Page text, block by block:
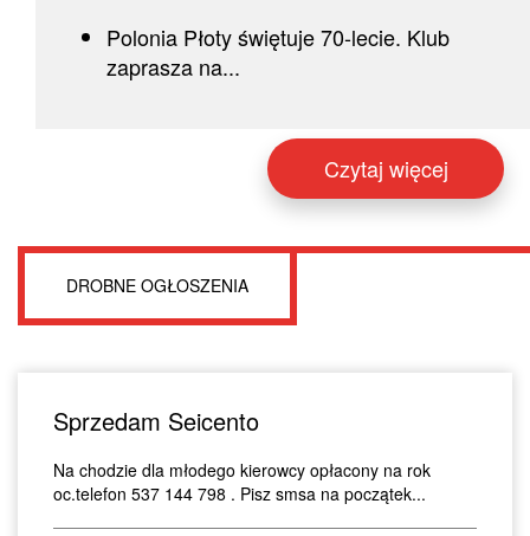
Polonia Płoty świętuje 70-lecie. Klub
zaprasza na...
Czytaj więcej
DROBNE OGŁOSZENIA
Sprzedam Seicento
Na chodzie dla młodego kierowcy opłacony na rok
oc.telefon 537 144 798 . Pisz smsa na początek...